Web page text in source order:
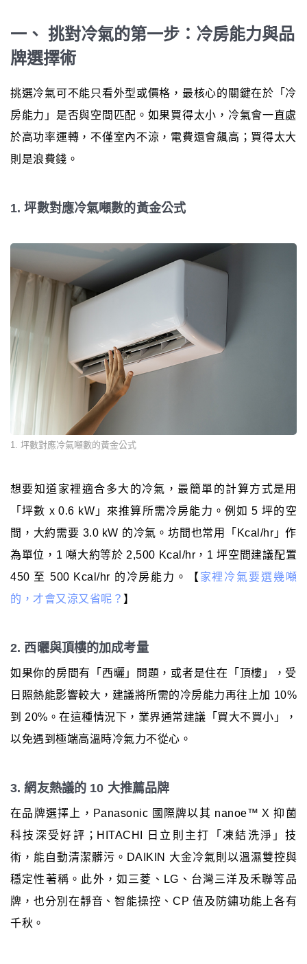
一、 挑對冷氣的第一步：冷房能力與品
牌選擇術
挑選冷氣可不能只看外型或價格，最核心的關鍵在於「冷
房能力」是否與空間匹配。如果買得太小，冷氣會一直處
於高功率運轉，不僅室內不涼，電費還會飆高；買得太大
則是浪費錢。
1. 坪數對應冷氣噸數的黃金公式
1. 坪數對應冷氣噸數的黃金公式
想要知道家裡適合多大的冷氣，最簡單的計算方式是用
「坪數 x 0.6 kW」來推算所需冷房能力。例如 5 坪的空
間，大約需要 3.0 kW 的冷氣。坊間也常用「Kcal/hr」作
為單位，1 噸大約等於 2,500 Kcal/hr，1 坪空間建議配置
450 至 500 Kcal/hr 的冷房能力。【 家裡冷氣要選幾噸
的，才會又涼又省呢？ 】
2. 西曬與頂樓的加成考量
如果你的房間有「西曬」問題，或者是住在「頂樓」，受
日照熱能影響較大，建議將所需的冷房能力再往上加 10%
到 20%。在這種情況下，業界通常建議「買大不買小」，
以免遇到極端高溫時冷氣力不從心。
3. 網友熱議的 10 大推薦品牌
在品牌選擇上，Panasonic 國際牌以其 nanoe™ X 抑菌
科技深受好評；HITACHI 日立則主打「凍結洗淨」技
術，能自動清潔髒污。DAIKIN 大金冷氣則以溫濕雙控與
穩定性著稱。此外，如三菱、LG、台灣三洋及禾聯等品
牌，也分別在靜音、智能操控、CP 值及防鏽功能上各有
千秋。